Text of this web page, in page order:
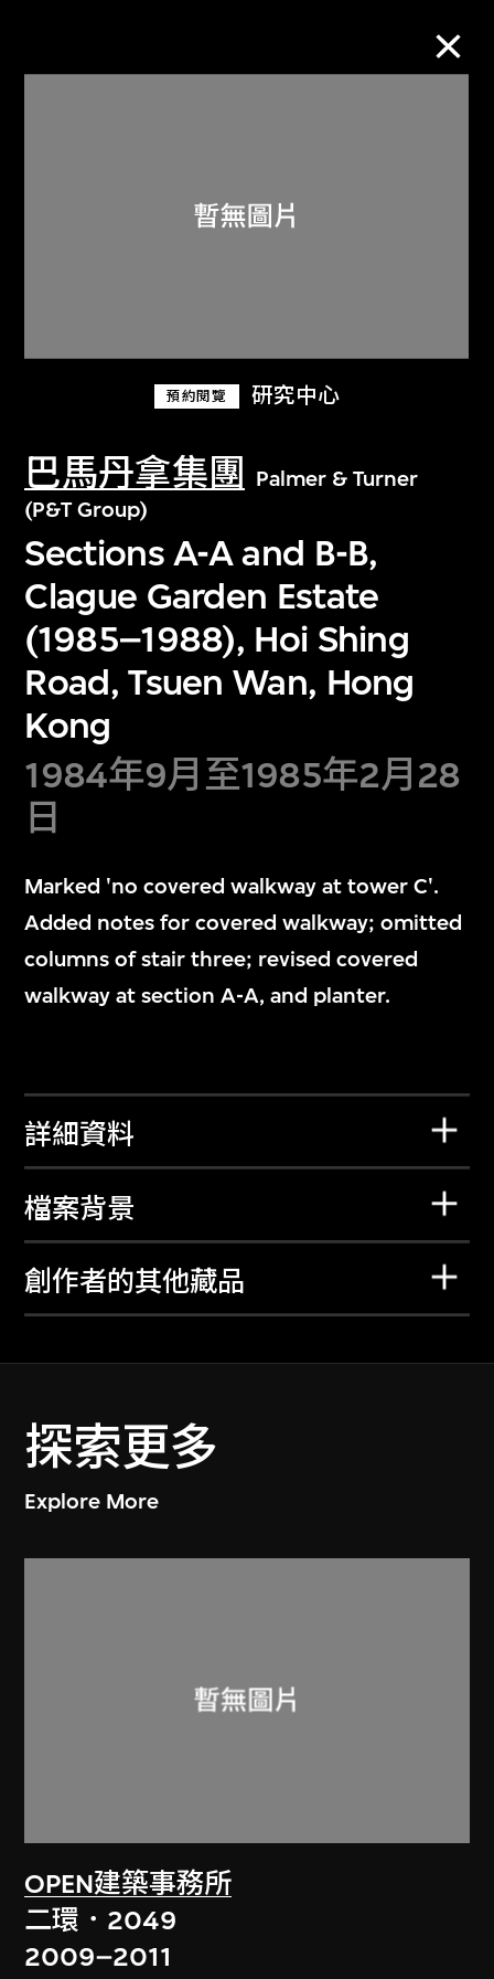
預約閱覽 研究中心
巴馬丹拿集團
Palmer & Turner
(P&T Group)
Sections A-A and B-B,
Clague Garden Estate
(1985–1988), Hoi Shing
Road, Tsuen Wan, Hong
Kong
1984年9月至1985年2月28
日
Marked 'no covered walkway at tower C'.
Added notes for covered walkway; omitted
columns of stair three; revised covered
walkway at section A-A, and planter.
詳細資料
檔案背景
創作者的其他藏品
探索更多
Explore More
OPEN建築事務所
二環．2049
2009–2011
關於M+藏品
探索世界頂級的二十及二十一世紀視覺
文化藏品。